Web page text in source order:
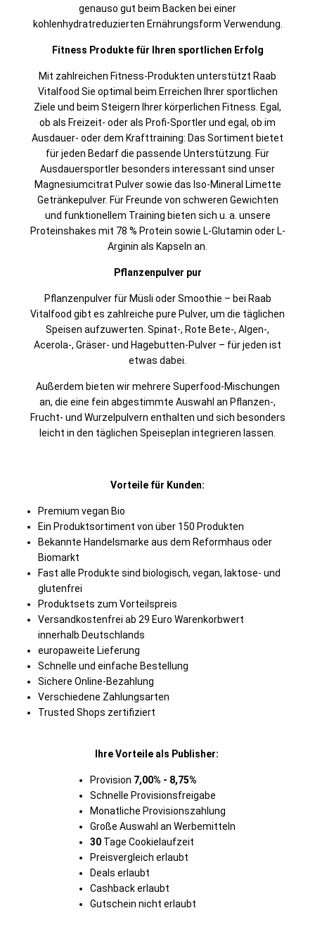
genauso gut beim Backen bei einer
kohlenhydratreduzierten Ernährungsform Verwendung.
Fitness Produkte für Ihren sportlichen Erfolg
Mit zahlreichen Fitness-Produkten unterstützt Raab
Vitalfood Sie optimal beim Erreichen Ihrer sportlichen
Ziele und beim Steigern Ihrer körperlichen Fitness. Egal,
ob als Freizeit- oder als Profi-Sportler und egal, ob im
Ausdauer- oder dem Krafttraining: Das Sortiment bietet
für jeden Bedarf die passende Unterstützung. Für
Ausdauersportler besonders interessant sind unser
Magnesiumcitrat Pulver sowie das Iso-Mineral Limette
Getränkepulver. Für Freunde von schweren Gewichten
und funktionellem Training bieten sich u. a. unsere
Proteinshakes mit 78 % Protein sowie L-Glutamin oder L-
Arginin als Kapseln an.
Pflanzenpulver pur
Pflanzenpulver für Müsli oder Smoothie – bei Raab
Vitalfood gibt es zahlreiche pure Pulver, um die täglichen
Speisen aufzuwerten. Spinat-, Rote Bete-, Algen-,
Acerola-, Gräser- und Hagebutten-Pulver – für jeden ist
etwas dabei.
Außerdem bieten wir mehrere Superfood-Mischungen
an, die eine fein abgestimmte Auswahl an Pflanzen-,
Frucht- und Wurzelpulvern enthalten und sich besonders
leicht in den täglichen Speiseplan integrieren lassen.
Vorteile für Kunden:
Premium vegan Bio
Ein Produktsortiment von über 150 Produkten
Bekannte Handelsmarke aus dem Reformhaus oder
Biomarkt
Fast alle Produkte sind biologisch, vegan, laktose- und
glutenfrei
Produktsets zum Vorteilspreis
Versandkostenfrei ab 29 Euro Warenkorbwert
innerhalb Deutschlands
europaweite Lieferung
Schnelle und einfache Bestellung
Sichere Online-Bezahlung
Verschiedene Zahlungsarten
Trusted Shops zertifiziert
Ihre Vorteile als Publisher:
Provision 7,00% - 8,75%
Schnelle Provisionsfreigabe
Monatliche Provisionszahlung
Große Auswahl an Werbemitteln
30Tage Cookielaufzeit
Preisvergleich erlaubt
Deals erlaubt
Cashback erlaubt
Gutschein nicht erlaubt